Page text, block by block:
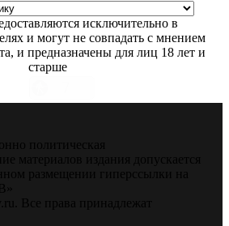
исключительно в
и могут не совпадать с мнением
и предназначены для лиц 18 лет и
старше
политическая
материалов издания допускается
размещении гиперссылки на
Все права принадлежат